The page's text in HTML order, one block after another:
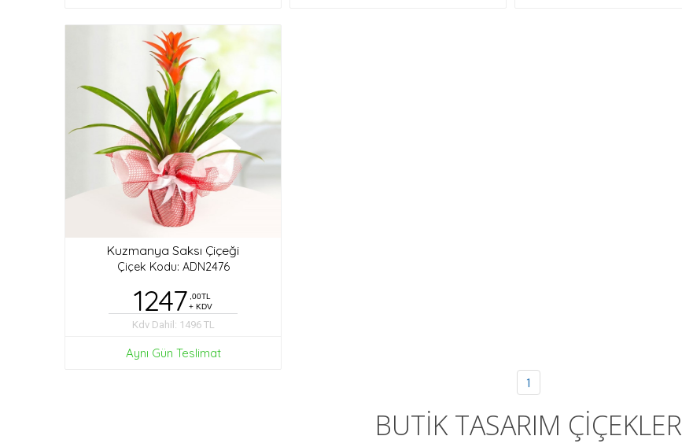
Kuzmanya Saksı Çiçeği
Çiçek Kodu: ADN2476
1247 ,00TL
+ KDV
Kdv Dahil: 1496 TL
Aynı Gün Teslimat
1
BUTİK TASARIM ÇİÇEKLER